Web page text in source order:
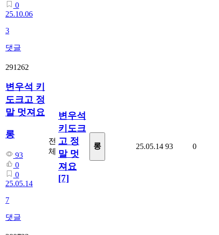
0
25.10.06
3
댓글
291262
변우석 키
도크고 정
말 멋져요
롱
93
0
0
25.05.14
7
댓글
전
체
변우석
키도크
고 정
말 멋
져요
[7]
롱 25.05.14 93 0